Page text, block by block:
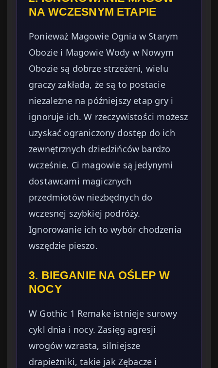
NA WCZESNYM ETAPIE
Ponieważ Magowie Ognia w Starym
Obozie i Magowie Wody w Nowym
Obozie są dobrze strzeżeni, wielu
graczy zakłada, że są to postacie
niezależne na późniejszy etap gry i
ignoruje ich. W rzeczywistości możesz
uzyskać ograniczony dostęp do ich
zewnętrznych dziedzińców bardzo
wcześnie. Ci magowie są jedynymi
dostawcami magicznych
przedmiotów niezbędnych do
wczesnej szybkiej podróży.
Ignorowanie ich to wybór chodzenia
wszędzie pieszo.
3. BIEGANIE NA OŚLEP W
NOCY
W Gothic 1 Remake istnieje surowy
cykl dnia i nocy. Zasięg agresji
wrogów wzrasta, silniejsze
drapieżniki, takie jak Zębacze i